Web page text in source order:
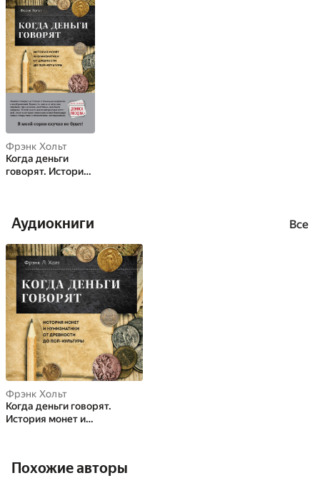
Фрэнк Хольт
Когда деньги
говорят. История
культуры
Аудиокниги Все
Фрэнк Хольт
Когда деньги говорят.
История монет и
Похожие авторы